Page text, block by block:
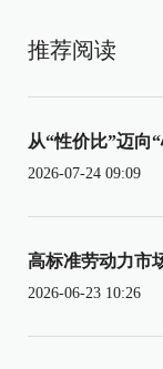
推荐阅读
从“性价比”迈向
2026-07-24 09:09
高标准劳动力市
2026-06-23 10:26